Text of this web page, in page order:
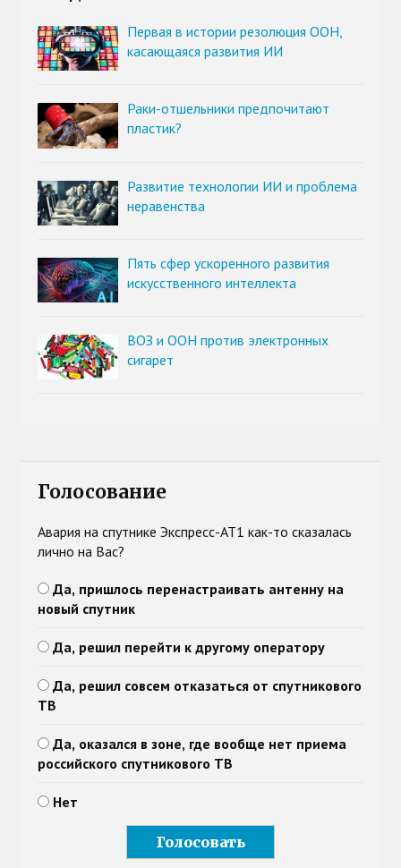
Первая в истории резолюция ООН,
касающаяся развития ИИ
Раки-отшельники предпочитают
пластик?
Развитие технологии ИИ и проблема
неравенства
Пять сфер ускоренного развития
искусственного интеллекта
ВОЗ и ООН против электронных
сигарет
Голосование
Авария на спутнике Экспресс-АТ1 как-то сказалась
лично на Вас?
Да, пришлось перенастраивать антенну на
новый спутник
Да, решил перейти к другому оператору
Да, решил совсем отказаться от спутникового
ТВ
Да, оказался в зоне, где вообще нет приема
российского спутникового ТВ
Нет